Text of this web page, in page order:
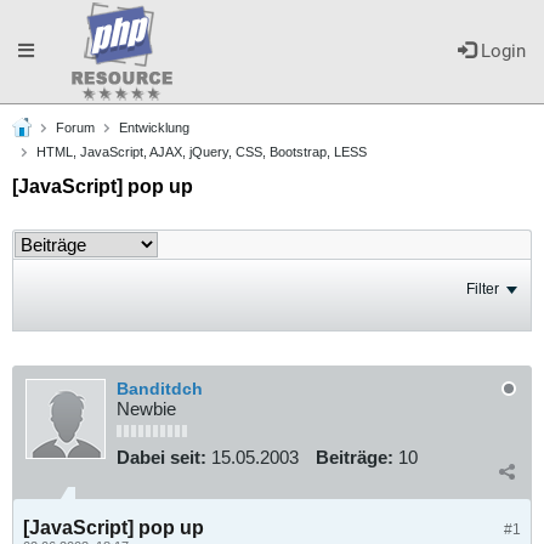
Login
Toggle
navigation
Forum
Entwicklung
HTML, JavaScript, AJAX, jQuery, CSS, Bootstrap, LESS
[JavaScript] pop up
Filter
Banditdch
Newbie
Dabei seit: 15.05.2003 Beiträge: 10
#1
[JavaScript] pop up